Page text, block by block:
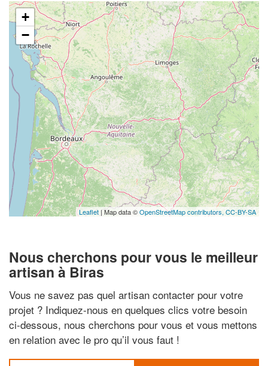
+
−
Leaflet | Map data ©OpenStreetMap contributors, CC-BY-SA
Nous cherchons pour vous le meilleur
artisan à Biras
Vous ne savez pas quel artisan contacter pour votre
projet ? Indiquez-nous en quelques clics votre besoin
ci-dessous, nous cherchons pour vous et vous mettons
en relation avec le pro qu’il vous faut !